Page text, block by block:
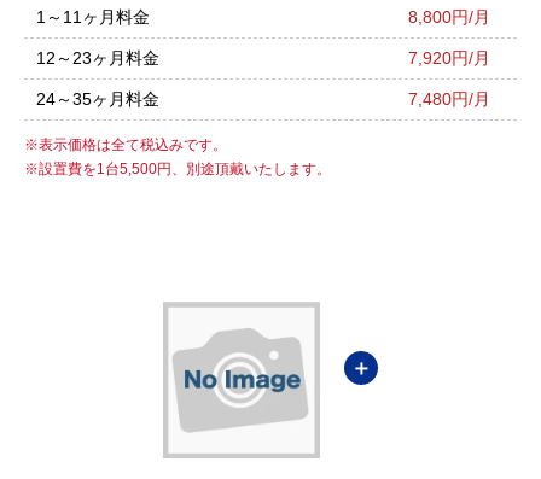
1～11ヶ月料金 8,800円/月
12～23ヶ月料金 7,920円/月
24～35ヶ月料金 7,480円/月
表示価格は全て税込みです。
設置費を1台5,500円、別途頂戴いたします。
＋